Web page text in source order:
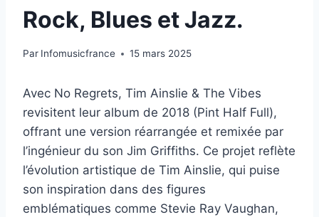
Rock, Blues et Jazz.
Par Infomusicfrance 15 mars 2025
Avec No Regrets, Tim Ainslie & The Vibes
revisitent leur album de 2018 (Pint Half Full),
offrant une version réarrangée et remixée par
l’ingénieur du son Jim Griffiths. Ce projet reflète
l’évolution artistique de Tim Ainslie, qui puise
son inspiration dans des figures
emblématiques comme Stevie Ray Vaughan,